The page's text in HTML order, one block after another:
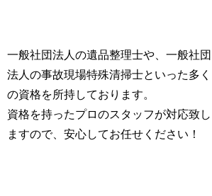
一般社団法人の遺品整理士や、一般社団
法人の事故現場特殊清掃士といった多く
の資格を所持しております。
資格を持ったプロのスタッフが対応致し
ますので、安心してお任せください！